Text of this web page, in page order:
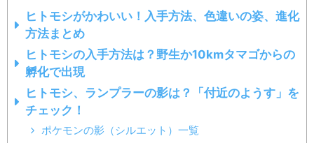
ヒトモシがかわいい！入手方法、色違いの姿、進化
方法まとめ
ヒトモシの入手方法は？野生か10kmタマゴからの
孵化で出現
ヒトモシ、ランプラーの影は？「付近のようす」を
チェック！
ポケモンの影（シルエット）一覧